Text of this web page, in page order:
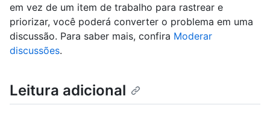
em vez de um item de trabalho para rastrear e
priorizar, você poderá converter o problema em uma
discussão. Para saber mais, confira Moderar
discussões.
Leitura adicional